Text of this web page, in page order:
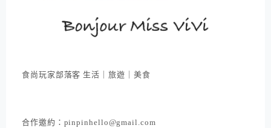
食尚玩家部落客 生活｜旅遊｜美食
合作邀約：pinpinhello@gmail.com